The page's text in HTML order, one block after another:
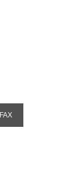
FAX